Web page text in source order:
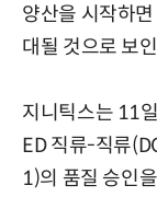
양산을 시작하
대될 것으로 보
지니틱스는 11
ED 직류-직류
1)의 품질 승인